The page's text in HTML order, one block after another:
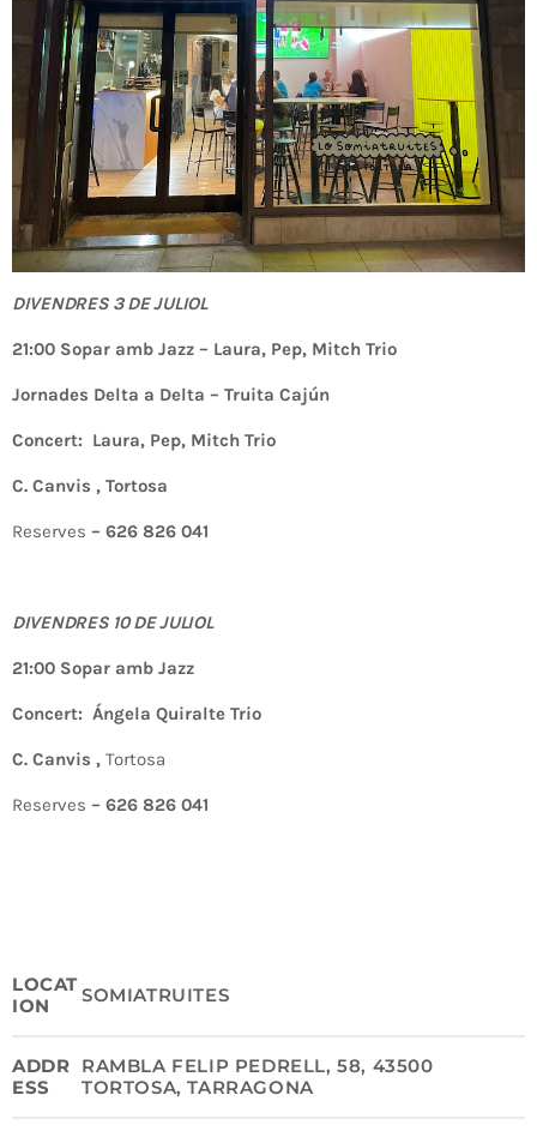
DIVENDRES 3 DE JULIOL
21:00 Sopar amb Jazz – Laura, Pep, Mitch Trio
Jornades Delta a Delta – Truita Cajún
Concert: Laura, Pep, Mitch Trio
C. Canvis , Tortosa
Reserves – 626 826 041
DIVENDRES 10 DE JULIOL
21:00 Sopar amb Jazz
Concert: Ángela Quiralte Trio
C. Canvis , Tortosa
Reserves – 626 826 041
LOCAT
ION
SOMIATRUITES
ADDR
ESS
RAMBLA FELIP PEDRELL, 58, 43500
TORTOSA, TARRAGONA